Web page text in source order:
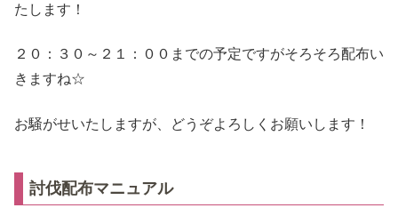
たします！
２０：３０～２１：００までの予定ですがそろそろ配布い
きますね☆
お騒がせいたしますが、どうぞよろしくお願いします！
討伐配布マニュアル